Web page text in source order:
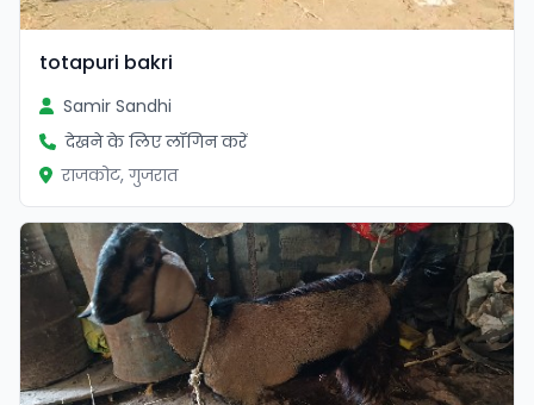
totapuri bakri
Samir Sandhi
देखने के लिए लॉगिन करें
राजकोट, गुजरात